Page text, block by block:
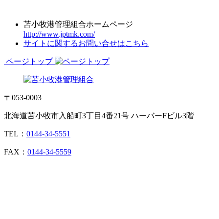
苫小牧港管理組合ホームページ
http://www.jptmk.com/
サイトに関するお問い合せはこちら
ページトップ
〒053-0003
北海道苫小牧市入船町3丁目4番21号 ハーバーFビル3階
TEL： 0144-34-5551
FAX： 0144-34-5559